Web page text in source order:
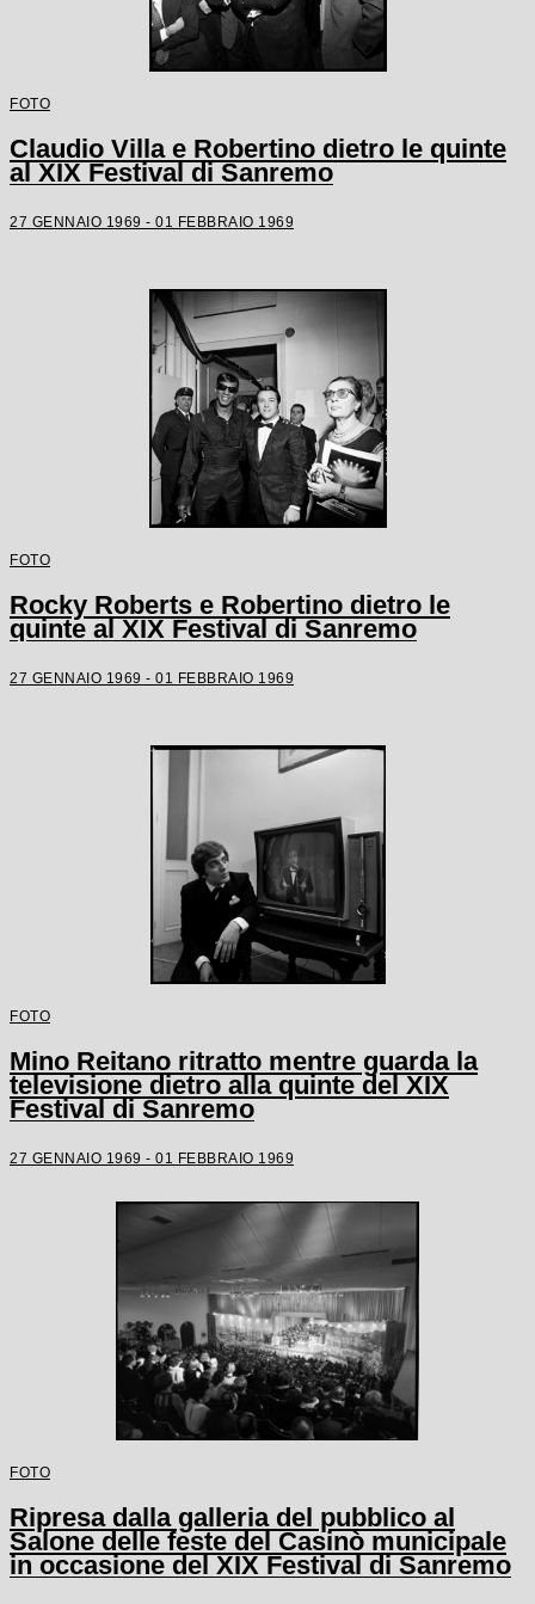
FOTO
Claudio Villa e Robertino dietro le quinte
al XIX Festival di Sanremo
27 GENNAIO 1969 - 01 FEBBRAIO 1969
FOTO
Rocky Roberts e Robertino dietro le
quinte al XIX Festival di Sanremo
27 GENNAIO 1969 - 01 FEBBRAIO 1969
FOTO
Mino Reitano ritratto mentre guarda la
televisione dietro alla quinte del XIX
Festival di Sanremo
27 GENNAIO 1969 - 01 FEBBRAIO 1969
FOTO
Ripresa dalla galleria del pubblico al
Salone delle feste del Casinò municipale
in occasione del XIX Festival di Sanremo